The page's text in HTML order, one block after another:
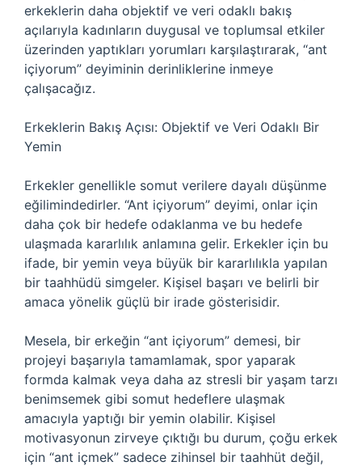
erkeklerin daha objektif ve veri odaklı bakış
açılarıyla kadınların duygusal ve toplumsal etkiler
üzerinden yaptıkları yorumları karşılaştırarak, “ant
içiyorum” deyiminin derinliklerine inmeye
çalışacağız.
Erkeklerin Bakış Açısı: Objektif ve Veri Odaklı Bir
Yemin
Erkekler genellikle somut verilere dayalı düşünme
eğilimindedirler. “Ant içiyorum” deyimi, onlar için
daha çok bir hedefe odaklanma ve bu hedefe
ulaşmada kararlılık anlamına gelir. Erkekler için bu
ifade, bir yemin veya büyük bir kararlılıkla yapılan
bir taahhüdü simgeler. Kişisel başarı ve belirli bir
amaca yönelik güçlü bir irade gösterisidir.
Mesela, bir erkeğin “ant içiyorum” demesi, bir
projeyi başarıyla tamamlamak, spor yaparak
formda kalmak veya daha az stresli bir yaşam tarzı
benimsemek gibi somut hedeflere ulaşmak
amacıyla yaptığı bir yemin olabilir. Kişisel
motivasyonun zirveye çıktığı bu durum, çoğu erkek
için “ant içmek” sadece zihinsel bir taahhüt değil,